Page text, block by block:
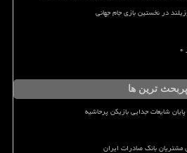
در نخستین بازی جام جهانی
پربحث ترین ها
شایعات جدایی بازیکن پرحاشیه
بانک صادرات ایران